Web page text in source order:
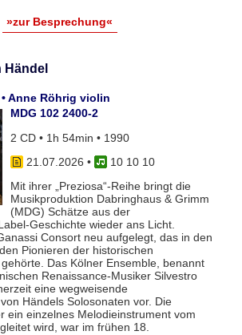
»zur Besprechung«
Anne Röhrig violin
MDG 102 2400-2
2 CD • 1h 54min • 1990
21.07.2026 •
10 10 10
Mit ihrer „Preziosa“-Reihe bringt die
Musikproduktion Dabringhaus & Grimm
(MDG) Schätze aus der
Geschichte wieder ans Licht.
Consort neu aufgelegt, das in den
Pionieren der historischen
Das Kölner Ensemble, benannt
Renaissance-Musiker Silvestro
eine wegweisende
Händels Solosonaten vor. Die
ein einzelnes Melodieinstrument vom
wird, war im frühen 18.